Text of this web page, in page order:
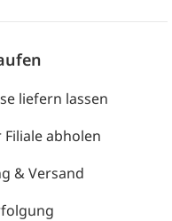
liefern lassen
abholen
& Versand